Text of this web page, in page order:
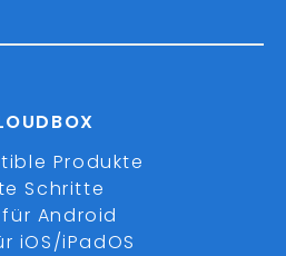
Produkte
Schritte
Android
iOS/iPadOS